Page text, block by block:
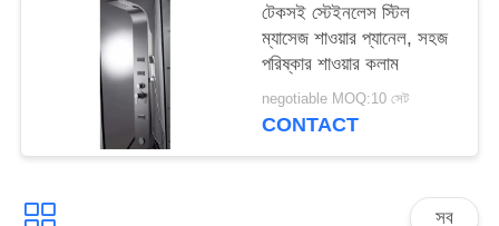
টেকসই স্টেইনলেস স্টিল
ম্যাসেজ শাওয়ার প্যানেল, সহজ
পরিষ্কার শাওয়ার কলাম
negotiable MOQ:10 সেট
CONTACT
সব